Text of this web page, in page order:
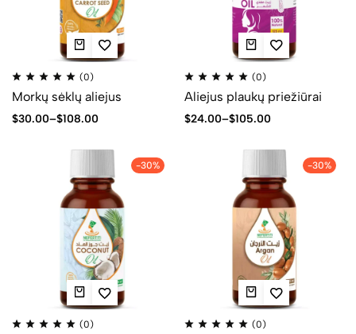
(0)
Morkų sėklų aliejus
$30.00–$108.00
(0)
Aliejus plaukų priežiūrai
$24.00–$105.00
-30%
(0)
-30%
(0)